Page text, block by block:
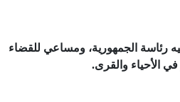
رئاسة الجمهورية، ومساعي للقضاء
الأحياء والقرى.